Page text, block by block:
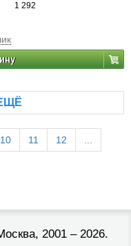
1 292
10 11 12 ...
2001 – 2026.